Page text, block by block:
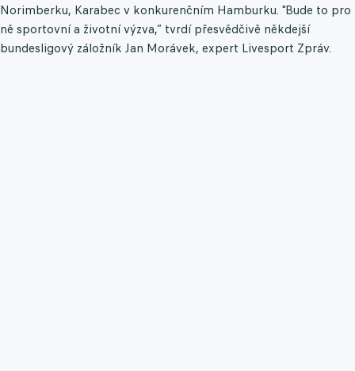
Norimberku, Karabec v konkurenčním Hamburku. "Bude to pro
ně sportovní a životní výzva,” tvrdí přesvědčivě někdejší
bundesligový záložník Jan Morávek, expert Livesport Zpráv.